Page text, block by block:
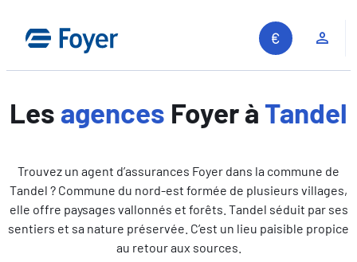
contenu
Les agences Foyer à Tandel
Trouvez un agent d’assurances Foyer dans la commune de
Tandel ? Commune du nord-est formée de plusieurs villages,
elle offre paysages vallonnés et forêts. Tandel séduit par ses
sentiers et sa nature préservée. C’est un lieu paisible propice
au retour aux sources.